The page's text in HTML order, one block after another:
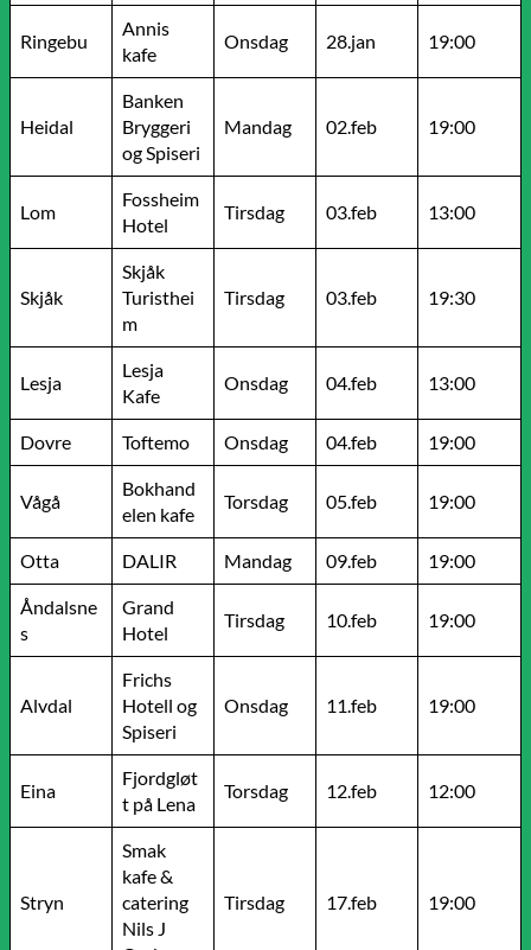
Ringebu
Annis
kafe
Onsdag 28.jan 19:00
Heidal
Banken
Bryggeri
og Spiseri
Mandag 02.feb 19:00
Lom
Fossheim
Hotel
Tirsdag 03.feb 13:00
Skjåk
Skjåk
Turisthei
m
Tirsdag 03.feb 19:30
Lesja
Lesja
Kafe
Onsdag 04.feb 13:00
Dovre Toftemo Onsdag 04.feb 19:00
Vågå
Bokhand
elen kafe
Torsdag 05.feb 19:00
Otta DALIR Mandag 09.feb 19:00
Åndalsne
s
Grand
Hotel
Tirsdag 10.feb 19:00
Alvdal
Frichs
Hotell og
Spiseri
Onsdag 11.feb 19:00
Eina
Fjordgløt
t på Lena
Torsdag 12.feb 12:00
Stryn
Smak
kafe &
catering
Nils J
Tirsdag 17.feb 19:00